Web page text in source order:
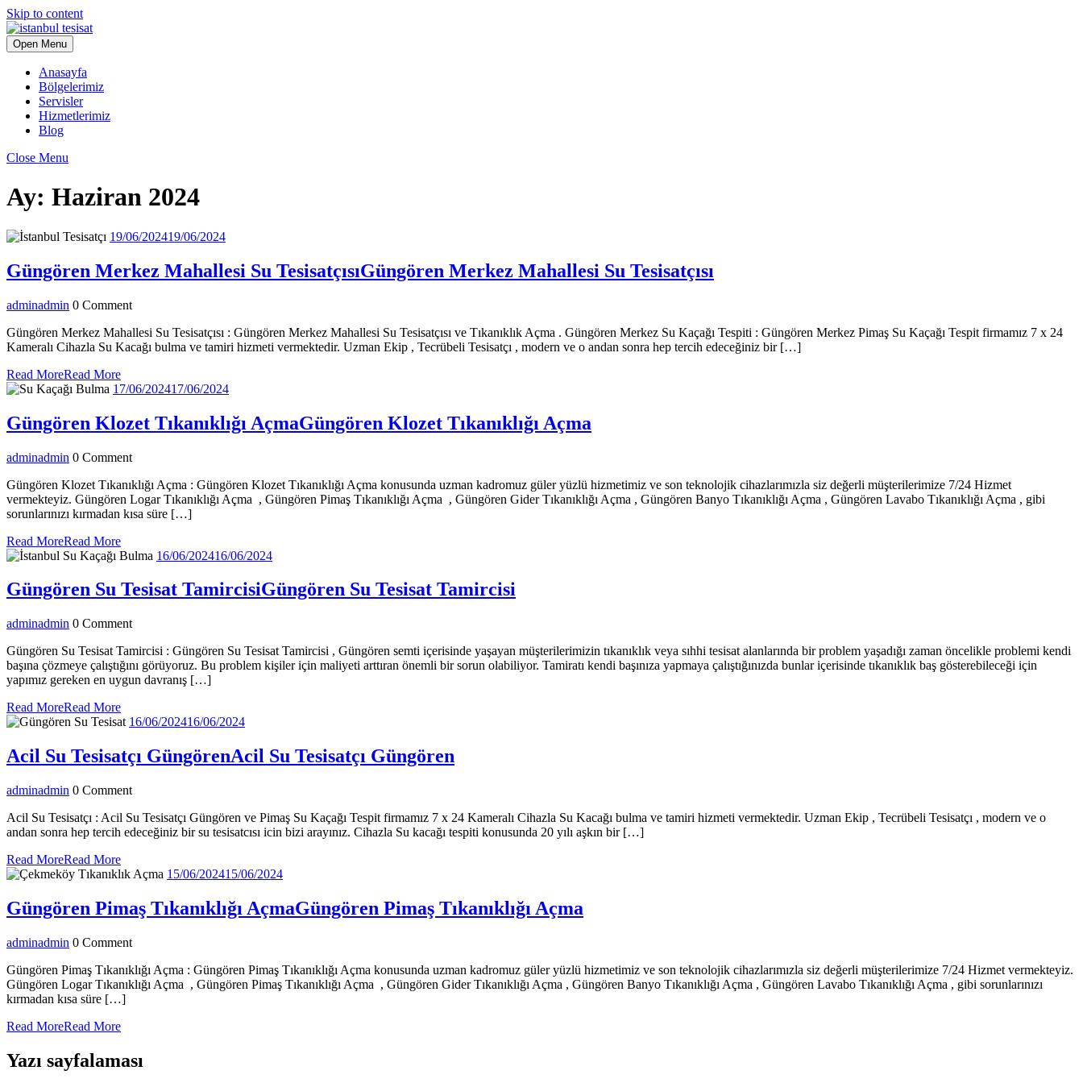
Skip to content
Open Menu
Anasayfa
Bölgelerimiz
Servisler
Hizmetlerimiz
Blog
Close Menu
Ay: Haziran 2024
19/06/202419/06/2024
Güngören Merkez Mahallesi Su TesisatçısıGüngören Merkez Mahallesi Su Tesisatçısı
adminadmin 0 Comment
Güngören Merkez Mahallesi Su Tesisatçısı : Güngören Merkez Mahallesi Su Tesisatçısı ve Tıkanıklık Açma . Güngören Merkez Su Kaçağı Tespiti : Güngören Merkez Pimaş Su Kaçağı Tespit firmamız 7 x 24
Kameralı Cihazla Su Kacağı bulma ve tamiri hizmeti vermektedir. Uzman Ekip , Tecrübeli Tesisatçı , modern ve o andan sonra hep tercih edeceğiniz bir […]
Read MoreRead More
17/06/202417/06/2024
Güngören Klozet Tıkanıklığı AçmaGüngören Klozet Tıkanıklığı Açma
adminadmin 0 Comment
Güngören Klozet Tıkanıklığı Açma : Güngören Klozet Tıkanıklığı Açma konusunda uzman kadromuz güler yüzlü hizmetimiz ve son teknolojik cihazlarımızla siz değerli müşterilerimize 7/24 Hizmet
vermekteyiz. Güngören Logar Tıkanıklığı Açma , Güngören Pimaş Tıkanıklığı Açma , Güngören Gider Tıkanıklığı Açma , Güngören Banyo Tıkanıklığı Açma , Güngören Lavabo Tıkanıklığı Açma , gibi
sorunlarınızı kırmadan kısa süre […]
Read MoreRead More
16/06/202416/06/2024
Güngören Su Tesisat TamircisiGüngören Su Tesisat Tamircisi
adminadmin 0 Comment
Güngören Su Tesisat Tamircisi : Güngören Su Tesisat Tamircisi , Güngören semti içerisinde yaşayan müşterilerimizin tıkanıklık veya sıhhi tesisat alanlarında bir problem yaşadığı zaman öncelikle problemi kendi
başına çözmeye çalıştığını görüyoruz. Bu problem kişiler için maliyeti arttıran önemli bir sorun olabiliyor. Tamiratı kendi başınıza yapmaya çalıştığınızda bunlar içerisinde tıkanıklık baş gösterebileceği için
yapımız gereken en uygun davranış […]
Read MoreRead More
16/06/202416/06/2024
Acil Su Tesisatçı GüngörenAcil Su Tesisatçı Güngören
adminadmin 0 Comment
Acil Su Tesisatçı : Acil Su Tesisatçı Güngören ve Pimaş Su Kaçağı Tespit firmamız 7 x 24 Kameralı Cihazla Su Kacağı bulma ve tamiri hizmeti vermektedir. Uzman Ekip , Tecrübeli Tesisatçı , modern ve o
andan sonra hep tercih edeceğiniz bir su tesisatcısı icin bizi arayınız. Cihazla Su kacağı tespiti konusunda 20 yılı aşkın bir […]
Read MoreRead More
15/06/202415/06/2024
Güngören Pimaş Tıkanıklığı AçmaGüngören Pimaş Tıkanıklığı Açma
adminadmin 0 Comment
Güngören Pimaş Tıkanıklığı Açma : Güngören Pimaş Tıkanıklığı Açma konusunda uzman kadromuz güler yüzlü hizmetimiz ve son teknolojik cihazlarımızla siz değerli müşterilerimize 7/24 Hizmet vermekteyiz.
Güngören Logar Tıkanıklığı Açma , Güngören Pimaş Tıkanıklığı Açma , Güngören Gider Tıkanıklığı Açma , Güngören Banyo Tıkanıklığı Açma , Güngören Lavabo Tıkanıklığı Açma , gibi sorunlarınızı
kırmadan kısa süre […]
Read MoreRead More
Yazı sayfalaması